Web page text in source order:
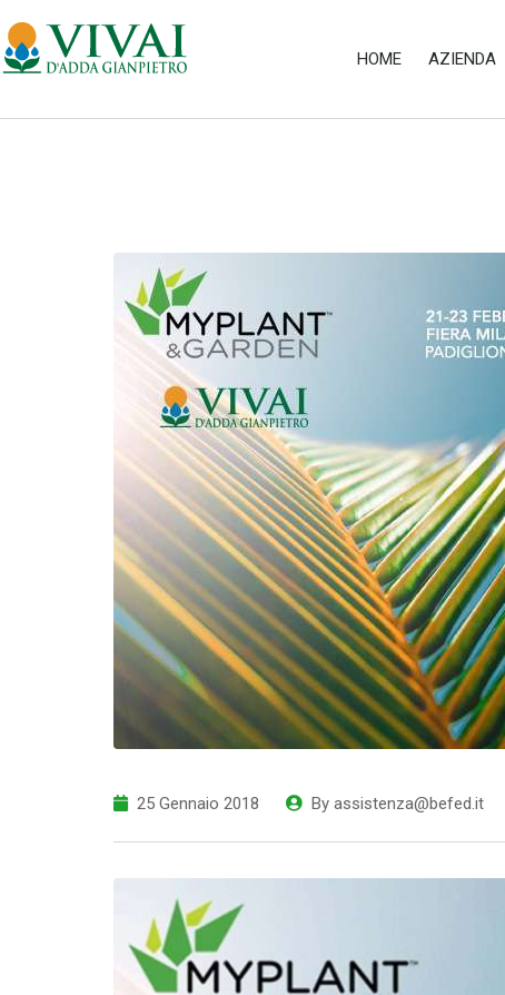
HOME AZIENDA
25 Gennaio 2018 By assistenza@befed.it